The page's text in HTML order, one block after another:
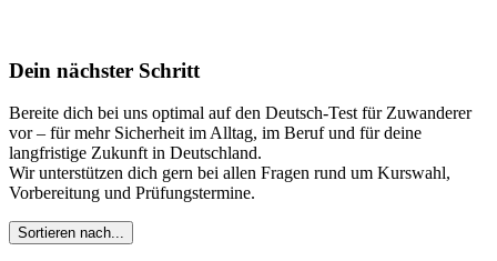
Dein nächster Schritt
Bereite dich bei uns optimal auf den Deutsch-Test für Zuwanderer
vor – für mehr Sicherheit im Alltag, im Beruf und für deine
langfristige Zukunft in Deutschland.
Wir unterstützen dich gern bei allen Fragen rund um Kurswahl,
Vorbereitung und Prüfungstermine.
Sortieren nach...